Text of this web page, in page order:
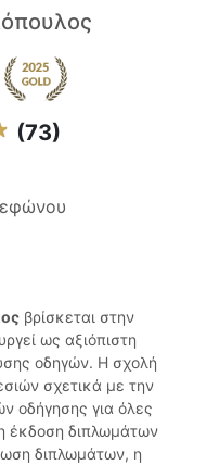
(73)
βρίσκεται στην
ως αξιόπιστη
οδηγών. Η σχολή
σχετικά με την
οδήγησης για όλες
έκδοση διπλωμάτων
διπλωμάτων, η